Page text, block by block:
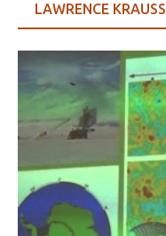
LAWRENCE KRAUSS